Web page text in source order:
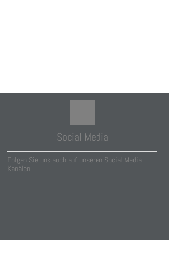
Social Media
Folgen Sie uns auch auf unseren Social Media
Kanälen